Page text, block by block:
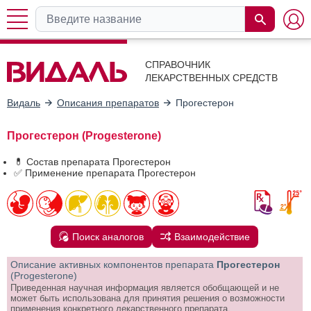
СПРАВОЧНИК
ЛЕКАРСТВЕННЫХ СРЕДСТВ
Видаль Описания препаратов Прогестерон
Прогестерон (Progesterone)
💊 Состав препарата Прогестерон
✅ Применение препарата Прогестерон
Поиск аналогов Взаимодействие
Описание активных компонентов препарата Прогестерон
(Progesterone)
Приведенная научная информация является обобщающей и не
может быть использована для принятия решения о возможности
применения конкретного лекарственного препарата.